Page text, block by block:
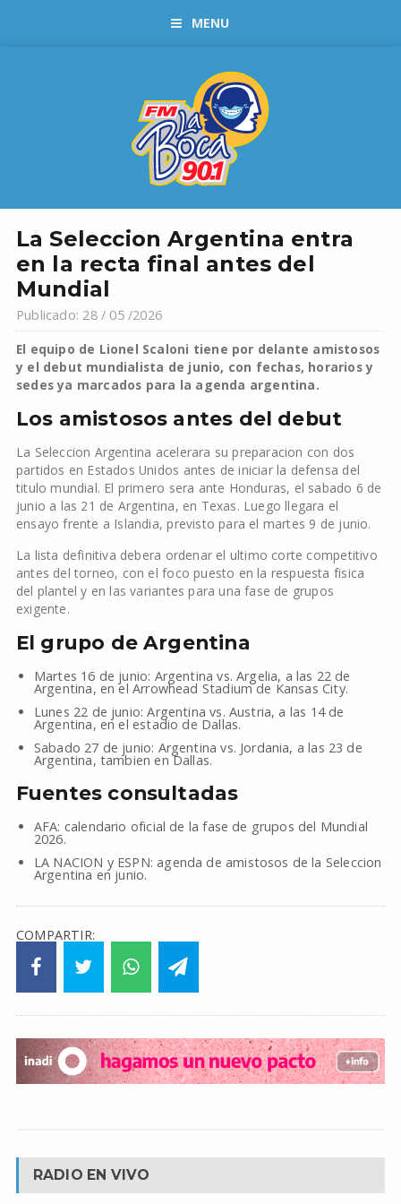
MENU
La Seleccion Argentina entra
en la recta final antes del
Mundial
Publicado: 28 / 05 /2026
El equipo de Lionel Scaloni tiene por delante amistosos
y el debut mundialista de junio, con fechas, horarios y
sedes ya marcados para la agenda argentina.
Los amistosos antes del debut
La Seleccion Argentina acelerara su preparacion con dos
partidos en Estados Unidos antes de iniciar la defensa del
titulo mundial. El primero sera ante Honduras, el sabado 6 de
junio a las 21 de Argentina, en Texas. Luego llegara el
ensayo frente a Islandia, previsto para el martes 9 de junio.
La lista definitiva debera ordenar el ultimo corte competitivo
antes del torneo, con el foco puesto en la respuesta fisica
del plantel y en las variantes para una fase de grupos
exigente.
El grupo de Argentina
Martes 16 de junio: Argentina vs. Argelia, a las 22 de
Argentina, en el Arrowhead Stadium de Kansas City.
Lunes 22 de junio: Argentina vs. Austria, a las 14 de
Argentina, en el estadio de Dallas.
Sabado 27 de junio: Argentina vs. Jordania, a las 23 de
Argentina, tambien en Dallas.
Fuentes consultadas
AFA: calendario oficial de la fase de grupos del Mundial
2026.
LA NACION y ESPN: agenda de amistosos de la Seleccion
Argentina en junio.
COMPARTIR:
RADIO EN VIVO